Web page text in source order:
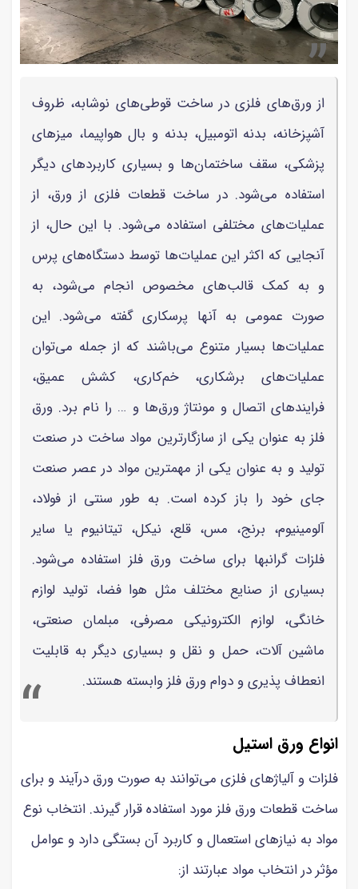
از ورق‌های فلزی در ساخت قوطی‌های نوشابه، ظروف
آشپزخانه، بدنه اتومبیل، بدنه و بال هواپیما، میزهای
پزشکی، سقف ساختمان‌ها و بسیاری کاربردهای دیگر
استفاده می‌شود. در ساخت قطعات فلزی از ورق، از
عملیات‌های مختلفی استفاده می‌شود. با این حال، از
آنجایی که اکثر این عملیات‌ها توسط دستگاه‌های پرس
و به کمک قالب‌های مخصوص انجام می‌شود، به
صورت عمومی به آنها پرسکاری گفته می‌شود. این
عملیات‌ها بسیار متنوع می‌باشند که از جمله می‌توان
عملیات‌های برشکاری، خم‌کاری، کشش عمیق،
فرایندهای اتصال و مونتاژ ورق‌ها و … را نام برد. ورق
فلز به عنوان یکی از سازگارترین مواد ساخت در صنعت
تولید و به عنوان یکی از مهمترین مواد در عصر صنعت
جای خود را باز کرده است. به طور سنتی از فولاد،
آلومینیوم، برنج، مس، قلع، نیکل، تیتانیوم یا سایر
فلزات گرانبها برای ساخت ورق فلز استفاده می‌شود.
بسیاری از صنایع مختلف مثل هوا فضا، تولید لوازم
خانگی، لوازم الکترونیکی مصرفی، مبلمان صنعتی،
ماشین آلات، حمل و نقل و بسیاری دیگر به قابلیت
انعطاف پذیری و دوام ورق فلز وابسته هستند.
انواع ورق استیل
فلزات و آلیاژهای فلزی می‌توانند به صورت ورق درآیند و برای
ساخت قطعات ورق فلز مورد استفاده قرار گیرند. انتخاب نوع
مواد به نیازهای استعمال و کاربرد آن بستگی دارد و عوامل
مؤثر در انتخاب مواد عبارتند از: